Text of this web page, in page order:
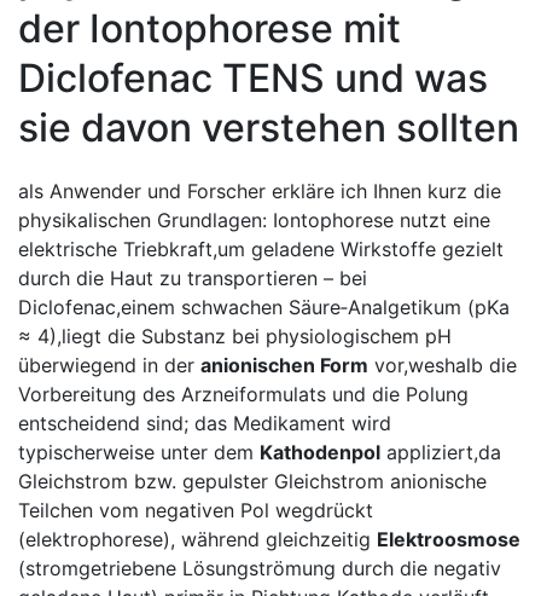
der Iontophorese mit
Diclofenac TENS und was
sie davon verstehen sollten
als Anwender und Forscher erkläre ich Ihnen kurz die
physikalischen Grundlagen: Iontophorese nutzt eine
elektrische Triebkraft,um geladene Wirkstoffe gezielt
durch die Haut⁣ zu transportieren – bei
Diclofenac,einem schwachen Säure‑Analgetikum (pKa
≈ 4),liegt die Substanz bei physiologischem pH
überwiegend in der anionischen Form vor,weshalb die
Vorbereitung des Arzneiformulats und die Polung
entscheidend sind; das Medikament wird
typischerweise unter dem Kathodenpol ⁤appliziert,da
Gleichstrom bzw. gepulster Gleichstrom anionische
Teilchen vom negativen Pol wegdrückt
(elektrophorese), während gleichzeitig Elektroosmose
(stromgetriebene Lösungströmung durch die negativ